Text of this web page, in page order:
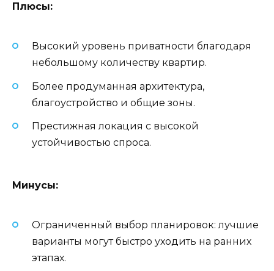
Плюсы:
Высокий уровень приватности благодаря
небольшому количеству квартир.
Более продуманная архитектура,
благоустройство и общие зоны.
Престижная локация с высокой
устойчивостью спроса.
Минусы:
Ограниченный выбор планировок: лучшие
варианты могут быстро уходить на ранних
этапах.